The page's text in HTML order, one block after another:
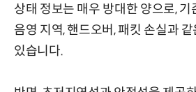
상태 정보는 매우 방대한 양으로,
음영 지역, 핸드오버, 패킷 손실과
있습니다.